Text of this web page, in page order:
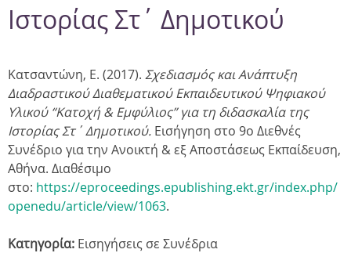
Ιστορίας Στ΄ Δημοτικού
Κατσαντώνη, Ε. (2017). Σχεδιασμός και Ανάπτυξη
Διαδραστικού Διαθεματικού Εκπαιδευτικού Ψηφιακού
Υλικού “Κατοχή & Εμφύλιος” για τη διδασκαλία της
Ιστορίας Στ΄ Δημοτικού. Εισήγηση στο 9ο Διεθνές
Συνέδριο για την Ανοικτή & εξ Αποστάσεως Εκπαίδευση,
Αθήνα. Διαθέσιμο
στο: https://eproceedings.epublishing.ekt.gr/index.php/
openedu/article/view/1063.
Κατηγορία: Εισηγήσεις σε Συνέδρια